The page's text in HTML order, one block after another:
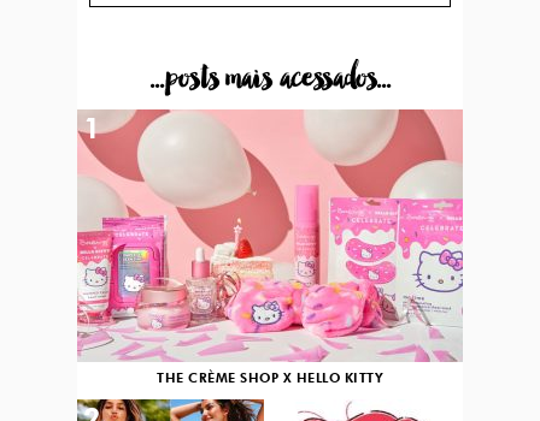
...posts mais acessados...
THE CRÈME SHOP X HELLO KITTY
1